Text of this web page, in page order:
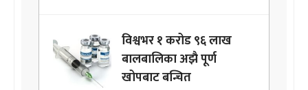
विश्वभर १ करोड ९६ लाख
बालबालिका अझै पूर्ण
खोपबाट बन्चित